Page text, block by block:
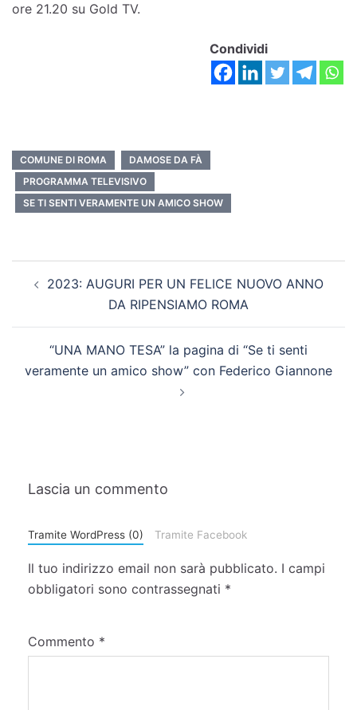
ore 21.20 su Gold TV.
Condividi
COMUNE DI ROMA
DAMOSE DA FÀ
PROGRAMMA TELEVISIVO
SE TI SENTI VERAMENTE UN AMICO SHOW
2023: AUGURI PER UN FELICE NUOVO ANNO
DA RIPENSIAMO ROMA
“UNA MANO TESA” la pagina di “Se ti senti
veramente un amico show” con Federico Giannone
Lascia un commento
Tramite WordPress (0) Tramite Facebook
Il tuo indirizzo email non sarà pubblicato. I campi
obbligatori sono contrassegnati *
Commento *